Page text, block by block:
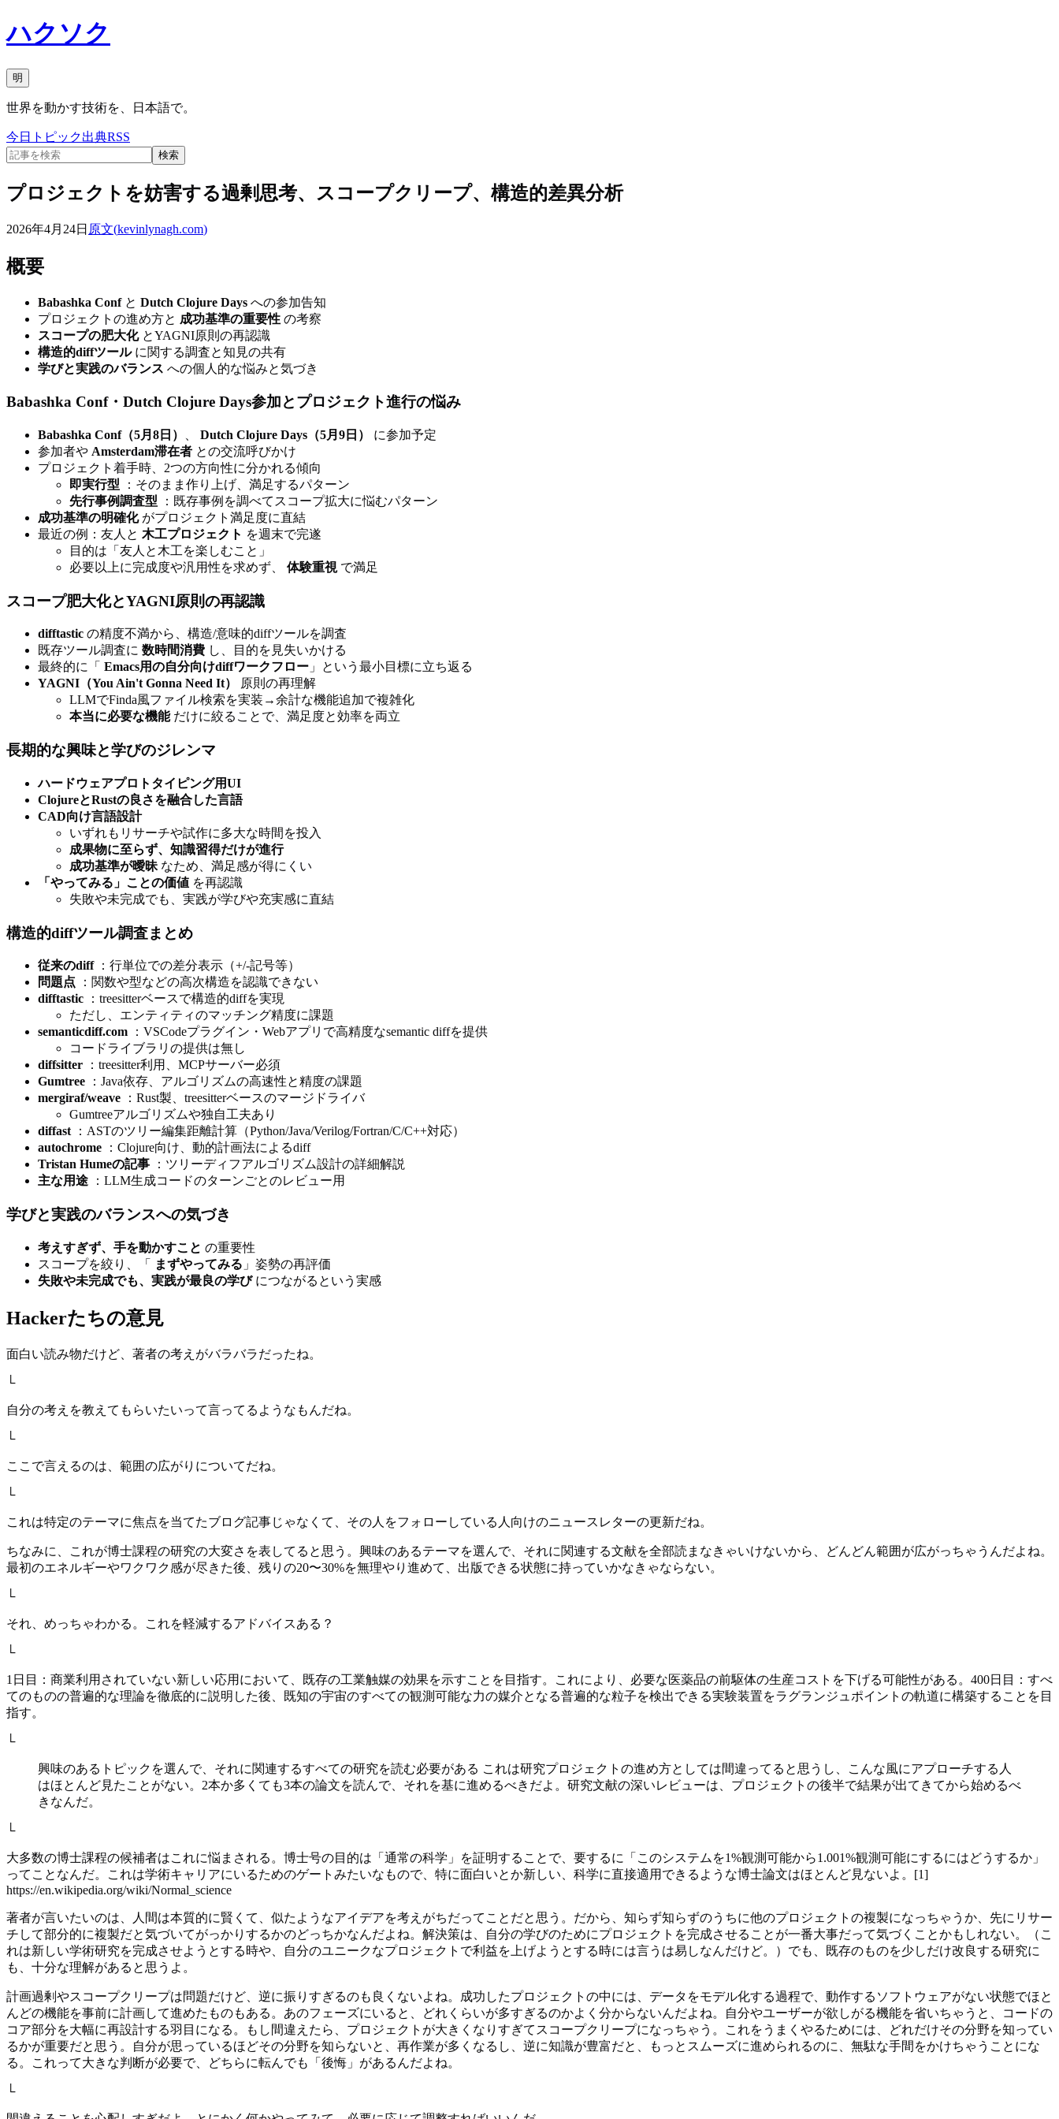
ハクソク
明
世界を動かす技術を、日本語で。
今日 トピック出典RSS
検索
プロジェクトを妨害する過剰思考、スコープクリープ、構造的差異分析
2026年4月24日 原文(kevinlynagh.com)
概要
Babashka Confと Dutch Clojure Days への参加告知
プロジェクトの進め方と 成功基準の重要性 の考察
スコープの肥大化とYAGNI原則の再認識
構造的diffツールに関する調査と知見の共有
学びと実践のバランス への個人的な悩みと気づき
Babashka Conf・Dutch Clojure Days参加とプロジェクト進行の悩み
Babashka Conf（5月8日） Dutch Clojure Days（5月9日）
に参加予定
参加者や Amsterdam滞在者 との交流呼びかけ
プロジェクト着手時、2つの方向性に分かれる傾向
即実行型 ：そのまま作り上げ、満足するパターン
先行事例調査型 ：既存事例を調べてスコープ拡大に悩むパターン
成功基準の明確化がプロジェクト満足度に直結
最近の例：友人と 木工プロジェクト を週末で完遂
目的は「友人と木工を楽しむこと」
必要以上に完成度や汎用性を求めず、 体験重視で満足
スコープ肥大化とYAGNI原則の再認識
difftastic の精度不満から、構造/意味的diffツールを調査
既存ツール調査に 数時間消費 し、目的を見失いかける
最終的に「 Emacs用の自分向けdiffワークフロー 」という最小目標に立ち返る
YAGNI（You Ain't Gonna Need It）
原則の再理解
LLMでFinda風ファイル検索を実装→余計な機能追加で複雑化
本当に必要な機能だけに絞ることで、満足度と効率を両立
長期的な興味と学びのジレンマ
ハードウェアプロトタイピング用UI
ClojureとRustの良さを融合した言語
CAD向け言語設計
いずれもリサーチや試作に多大な時間を投入
成果物に至らず、知識習得だけが進行
成功基準が曖昧 なため、満足感が得にくい
「やってみる」ことの価値 を再認識
失敗や未完成でも、実践が学びや充実感に直結
構造的diffツール調査まとめ
従来のdiff：行単位での差分表示（+/-記号等）
問題点 ：関数や型などの高次構造を認識できない
difftastic ：treesitterベースで構造的diffを実現
ただし、エンティティのマッチング精度に課題
semanticdiff.com ：VSCodeプラグイン・Webアプリで高精度なsemantic diffを提供
コードライブラリの提供は無し
diffsitter ：treesitter利用、MCPサーバー必須
Gumtree ：Java依存、アルゴリズムの高速性と精度の課題
mergiraf/weave ：Rust製、treesitterベースのマージドライバ
Gumtreeアルゴリズムや独自工夫あり
diffast ：ASTのツリー編集距離計算（Python/Java/Verilog/Fortran/C/C++対応）
autochrome ：Clojure向け、動的計画法によるdiff
Tristan Humeの記事 ：ツリーディフアルゴリズム設計の詳細解説
主な用途 ：LLM生成コードのターンごとのレビュー用
学びと実践のバランスへの気づき
考えすぎず、手を動かすこと の重要性
スコープを絞り、「
まずやってみる 」姿勢の再評価
失敗や未完成でも、実践が最良の学びにつながるという実感
Hackerたちの意見
面白い読み物だけど、著者の考えがバラバラだったね。
└
自分の考えを教えてもらいたいって言ってるようなもんだね。
└
ここで言えるのは、範囲の広がりについてだね。
└
これは特定のテーマに焦点を当てたブログ記事じゃなくて、その人をフォローしている人向けのニュースレターの更新だね。
ちなみに、これが博士課程の研究の大変さを表してると思う。興味のあるテーマを選んで、それに関連する文献を全部読まなきゃいけないから、どんどん範囲が広がっちゃうんだよね。
最初のエネルギーやワクワク感が尽きた後、残りの20〜30%を無理やり進めて、出版できる状態に持っていかなきゃならない。
└
それ、めっちゃわかる。これを軽減するアドバイスある？
└
1日目：商業利用されていない新しい応用において、既存の工業触媒の効果を示すことを目指す。これにより、必要な医薬品の前駆体の生産コストを下げる可能性がある。400日目：すべ
てのものの普遍的な理論を徹底的に説明した後、既知の宇宙のすべての観測可能な力の媒介となる普遍的な粒子を検出できる実験装置をラグランジュポイントの軌道に構築することを目
指す。
└
興味のあるトピックを選んで、それに関連するすべての研究を読む必要がある これは研究プロジェクトの進め方としては間違ってると思うし、こんな風にアプローチする人
はほとんど見たことがない。2本か多くても3本の論文を読んで、それを基に進めるべきだよ。研究文献の深いレビューは、プロジェクトの後半で結果が出てきてから始めるべ
きなんだ。
└
大多数の博士課程の候補者はこれに悩まされる。博士号の目的は「通常の科学」を証明することで、要するに「このシステムを1%観測可能から1.001%観測可能にするにはどうするか」
ってことなんだ。これは学術キャリアにいるためのゲートみたいなもので、特に面白いとか新しい、科学に直接適用できるような博士論文はほとんど見ないよ。[1]
https://en.wikipedia.org/wiki/Normal_science
著者が言いたいのは、人間は本質的に賢くて、似たようなアイデアを考えがちだってことだと思う。だから、知らず知らずのうちに他のプロジェクトの複製になっちゃうか、先にリサー
チして部分的に複製だと気づいてがっかりするかのどっちかなんだよね。解決策は、自分の学びのためにプロジェクトを完成させることが一番大事だって気づくことかもしれない。（こ
れは新しい学術研究を完成させようとする時や、自分のユニークなプロジェクトで利益を上げようとする時には言うは易しなんだけど。）でも、既存のものを少しだけ改良する研究に
も、十分な理解があると思うよ。
計画過剰やスコープクリープは問題だけど、逆に振りすぎるのも良くないよね。成功したプロジェクトの中には、データをモデル化する過程で、動作するソフトウェアがない状態でほと
んどの機能を事前に計画して進めたものもある。あのフェーズにいると、どれくらいが多すぎるのかよく分からないんだよね。自分やユーザーが欲しがる機能を省いちゃうと、コードの
コア部分を大幅に再設計する羽目になる。もし間違えたら、プロジェクトが大きくなりすぎてスコープクリープになっちゃう。これをうまくやるためには、どれだけその分野を知ってい
るかが重要だと思う。自分が思っているほどその分野を知らないと、再作業が多くなるし、逆に知識が豊富だと、もっとスムーズに進められるのに、無駄な手間をかけちゃうことにな
る。これって大きな判断が必要で、どちらに転んでも「後悔」があるんだよね。
└